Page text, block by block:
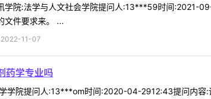
学院:法学与人文社会学院提问人:13***59时间:2021-
文件要求来。 ...
2022-11-07
药学专业吗
学院提问人:13***om时间:2020-04-2912:43提问内容